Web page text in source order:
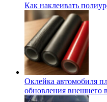
Как наклеивать
Оклейка автомобиля
обновления внешнего